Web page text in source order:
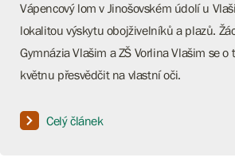
Vápencový lom v Jinošovském údolí u
lokalitou výskytu obojživelníků a plazů.
Gymnázia Vlašim a ZŠ Vorlina Vlašim se
květnu přesvědčit na vlastní oči.
Celý článek